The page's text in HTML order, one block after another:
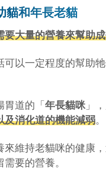
貓和年長老貓
要大量的營養來幫助
可以一定程度的幫助
胃道的「 年長貓咪 」
及消化道的機能減弱。
來維持老貓咪的健康
要的營養。